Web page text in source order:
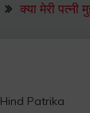
क्या मेरी
Hind Patrika